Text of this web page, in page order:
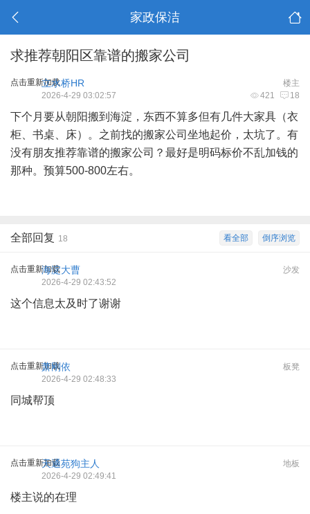
家政保洁
求推荐朝阳区靠谱的搬家公司
点击重新加载 楼主
立水桥HR
421 18
2026-4-29 03:02:57
下个月要从朝阳搬到海淀，东西不算多但有几件大家具（衣
柜、书桌、床）。之前找的搬家公司坐地起价，太坑了。有
没有朋友推荐靠谱的搬家公司？最好是明码标价不乱加钱的
那种。预算500-800左右。
倒序浏览
看全部
全部回复 18
点击重新加载 沙发
海淀大曹
2026-4-29 02:43:52
这个信息太及时了谢谢
点击重新加载 板凳
萧刚依
2026-4-29 02:48:33
同城帮顶
点击重新加载 地板
天通苑狗主人
2026-4-29 02:49:41
楼主说的在理